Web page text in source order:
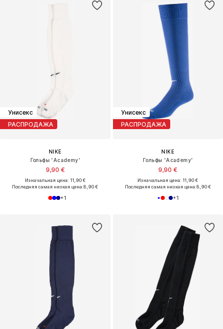
Унисекс
РАСПРОДАЖА
NIKE
Гольфы 'Academy'
9,90 €
Изначальная цена: 11,90 €
Последняя самая низкая цена:8,90 €
+1
Унисекс
РАСПРОДАЖА
NIKE
Гольфы 'Academy'
9,90 €
Изначальная цена: 11,90 €
Последняя самая низкая цена:8,90 €
+1